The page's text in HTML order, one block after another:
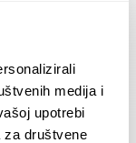
medija i
upotrebi
za društvene
– krajolik
2